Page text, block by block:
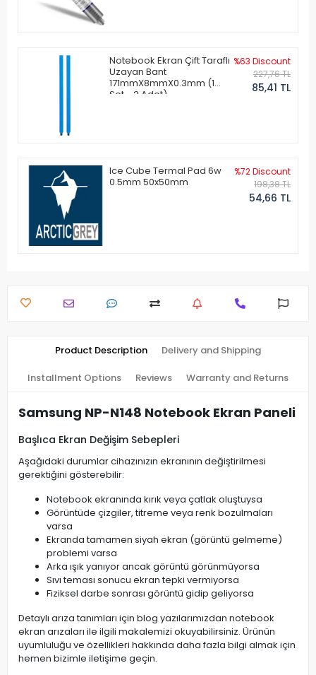
Notebook Ekran Çift Taraflı
Uzayan Bant
171mmX8mmX0.3mm (1
Set - 2 Adet)
%63 Discount
227,76 TL
85,41 TL
Ice Cube Termal Pad 6w
0.5mm 50x50mm
%72 Discount
198,38 TL
54,66 TL
Product Description Delivery and Shipping
Installment Options Reviews Warranty and Returns
Samsung NP-N148 Notebook Ekran Paneli
Başlıca Ekran Değişim Sebepleri
Aşağıdaki durumlar cihazınızın ekranının değiştirilmesi
gerektiğini gösterebilir:
Notebook ekranında kırık veya çatlak oluştuysa
Görüntüde çizgiler, titreme veya renk bozulmaları
varsa
Ekranda tamamen siyah ekran (görüntü gelmeme)
problemi varsa
Arka ışık yanıyor ancak görüntü görünmüyorsa
Sıvı teması sonucu ekran tepki vermiyorsa
Fiziksel darbe sonrası görüntü gidip geliyorsa
Detaylı arıza tanımları için blog yazılarımızdan notebook
ekran arızaları ile ilgili makalemizi okuyabilirsiniz. Ürünün
uyumluluğu ve özellikleri hakkında daha fazla bilgi almak için
hemen bizimle iletişime geçin.